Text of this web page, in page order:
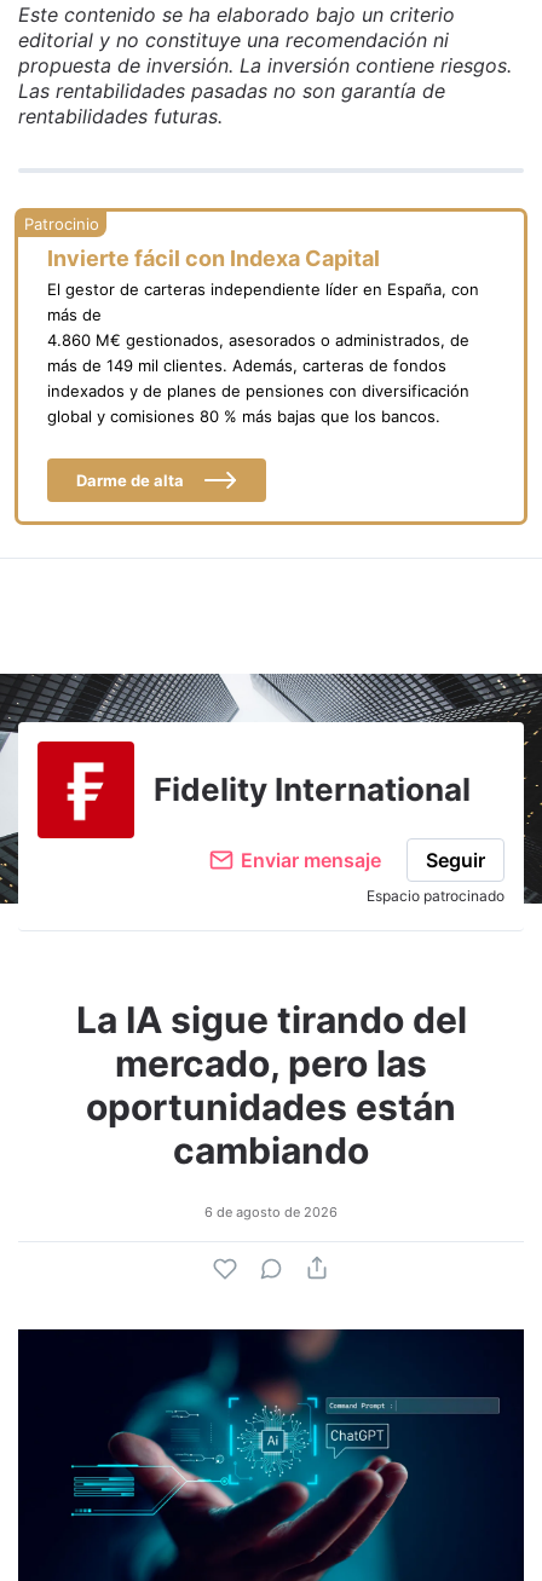
Este contenido se ha elaborado bajo un criterio
editorial y no constituye una recomendación ni
propuesta de inversión. La inversión contiene riesgos.
Las rentabilidades pasadas no son garantía de
rentabilidades futuras.
Invierte fácil con Indexa Capital
El gestor de carteras independiente líder en España, con
más de
4.860 M€ gestionados, asesorados o administrados, de
más de 149 mil clientes. Además, carteras de fondos
indexados y de planes de pensiones con diversificación
global y comisiones 80 % más bajas que los bancos.
Darme de alta
Fidelity International
Enviar mensaje Seguir
Espacio patrocinado
La IA sigue tirando del
mercado, pero las
oportunidades están
cambiando
6 de agosto de 2026